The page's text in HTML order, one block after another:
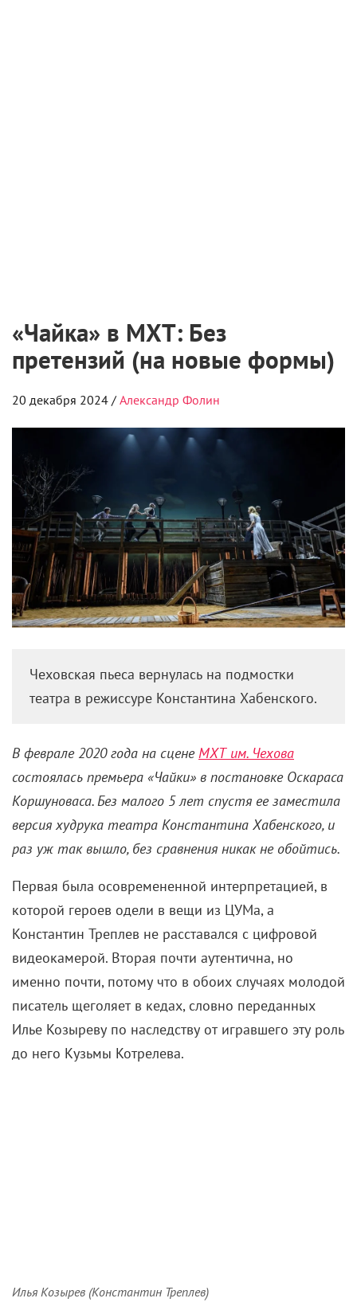
«Чайка» в МХТ: Без
претензий (на новые формы)
20 декабря 2024 /Александр Фолин
В феврале 2020 года на сцене
МХТ им. Чехова